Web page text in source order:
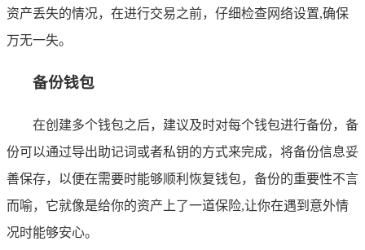
资产丢失的情况，在进行交易之前，仔细检查网络设置,确保
万无一失。
备份钱包
在创建多个钱包之后，建议及时对每个钱包进行备份，备
份可以通过导出助记词或者私钥的方式来完成，将备份信息妥
善保存，以便在需要时能够顺利恢复钱包，备份的重要性不言
而喻，它就像是给你的资产上了一道保险,让你在遇到意外情
况时能够安心。